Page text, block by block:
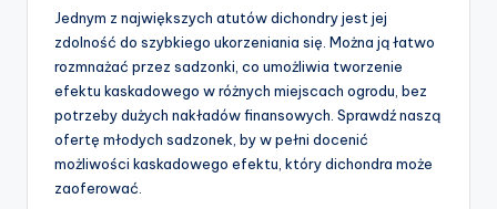
Jednym z największych atutów dichondry jest jej
zdolność do szybkiego ukorzeniania się. Można ją łatwo
rozmnażać przez sadzonki, co umożliwia tworzenie
efektu kaskadowego w różnych miejscach ogrodu, bez
potrzeby dużych nakładów finansowych. Sprawdź naszą
ofertę młodych sadzonek, by w pełni docenić
możliwości kaskadowego efektu, który dichondra może
zaoferować.